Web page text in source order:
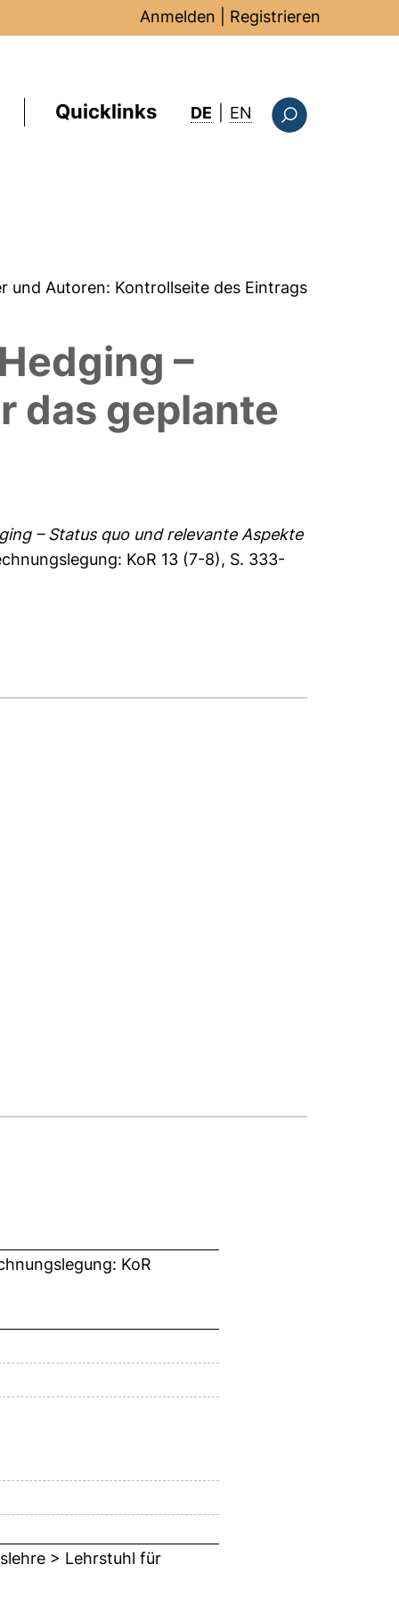
Anmelden Registrieren
Quicklinks DE EN : this page in
und Autoren: Kontrollseite des Eintrags
–
das geplante
– Status quo und relevante Aspekte
KoR 13 (7-8), S. 333-
KoR
> Lehrstuhl für